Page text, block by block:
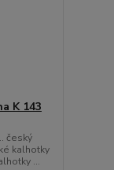
K 143
český
kalhotky
...